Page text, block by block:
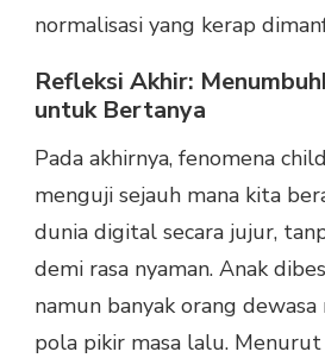
normalisasi yang kerap
Refleksi Akhir:
untuk Bertanya
Pada akhirnya, fenomena
menguji sejauh mana kita
dunia digital secara jujur,
demi rasa nyaman. Anak
namun banyak orang
pola pikir masa lalu. Menurut